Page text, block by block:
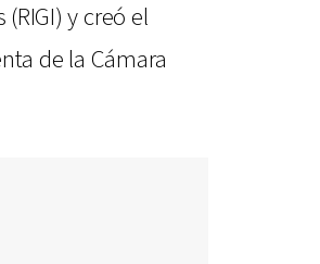
y creó el
de la Cámara